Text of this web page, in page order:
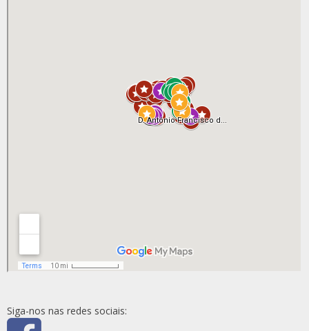
Siga-nos nas redes sociais: